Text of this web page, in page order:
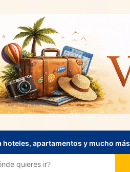
hoteles, apartamentos y mucho